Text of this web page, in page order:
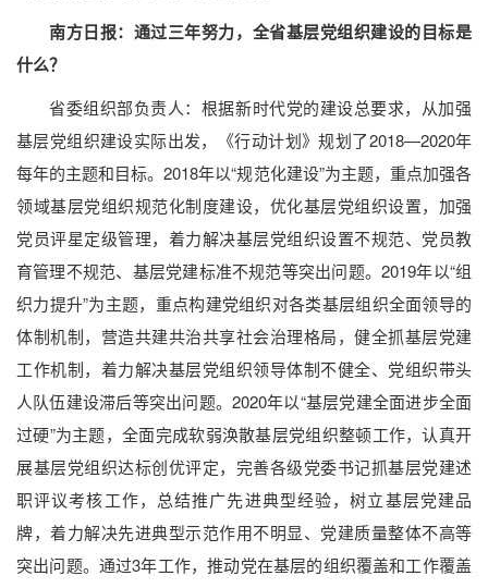
南方日报：通过三年努力，全省基层党组织建设的目标是
什么？
省委组织部负责人：根据新时代党的建设总要求，从加强
基层党组织建设实际出发，《行动计划》规划了2018—2020年
每年的主题和目标。2018年以“规范化建设”为主题，重点加强各
领域基层党组织规范化制度建设，优化基层党组织设置，加强
党员评星定级管理，着力解决基层党组织设置不规范、党员教
育管理不规范、基层党建标准不规范等突出问题。2019年以“组
织力提升”为主题，重点构建党组织对各类基层组织全面领导的
体制机制，营造共建共治共享社会治理格局，健全抓基层党建
工作机制，着力解决基层党组织领导体制不健全、党组织带头
人队伍建设滞后等突出问题。2020年以“基层党建全面进步全面
过硬”为主题，全面完成软弱涣散基层党组织整顿工作，认真开
展基层党组织达标创优评定，完善各级党委书记抓基层党建述
职评议考核工作，总结推广先进典型经验，树立基层党建品
牌，着力解决先进典型示范作用不明显、党建质量整体不高等
突出问题。通过3年工作，推动党在基层的组织覆盖和工作覆盖